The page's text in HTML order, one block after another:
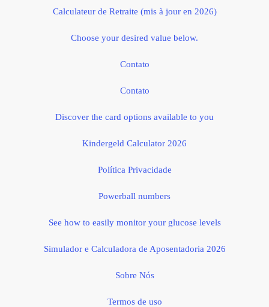
Calculateur de Retraite (mis à jour en 2026)
Choose your desired value below.
Contato
Contato
Discover the card options available to you
Kindergeld Calculator 2026
Política Privacidade
Powerball numbers
See how to easily monitor your glucose levels
Simulador e Calculadora de Aposentadoria 2026
Sobre Nós
Termos de uso